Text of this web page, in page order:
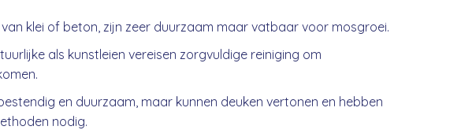
klei of beton, zijn zeer duurzaam maar vatbaar voor mosgroei.
als kunstleien vereisen zorgvuldige reiniging om
en duurzaam, maar kunnen deuken vertonen en hebben
nodig.